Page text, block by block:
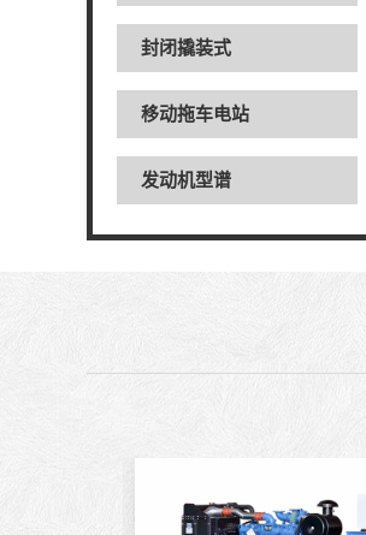
封闭撬装式
移动拖车电站
发动机型谱